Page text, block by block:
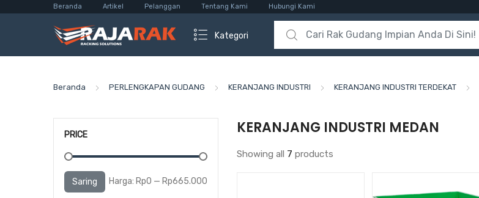
Beranda Artikel Pelanggan Tentang Kami Hubungi Kami
Kategori
Search for:
Beranda PERLENGKAPAN GUDANG KERANJANG INDUSTRI KERANJANG INDUSTRI TERDEKAT
KERANJANG INDUSTRI MEDAN
Showing all 7 products
PRICE
Saring Harga: Rp0 — Rp665.000